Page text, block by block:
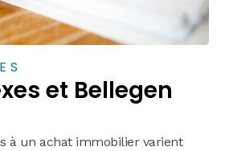
et Bellegen
à un achat immobilier varient